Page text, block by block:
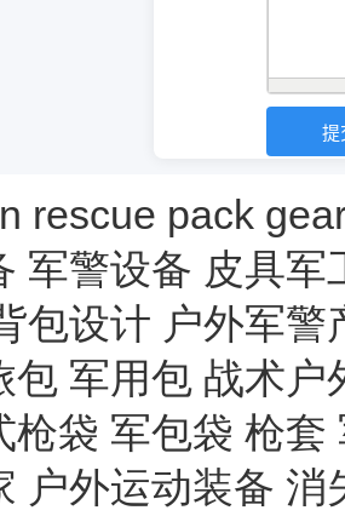
rescue pack
军警设备 皮具军
包设计 户外军警
包 军用包 战术户
枪袋 军包袋 枪套
户外运动装备 消